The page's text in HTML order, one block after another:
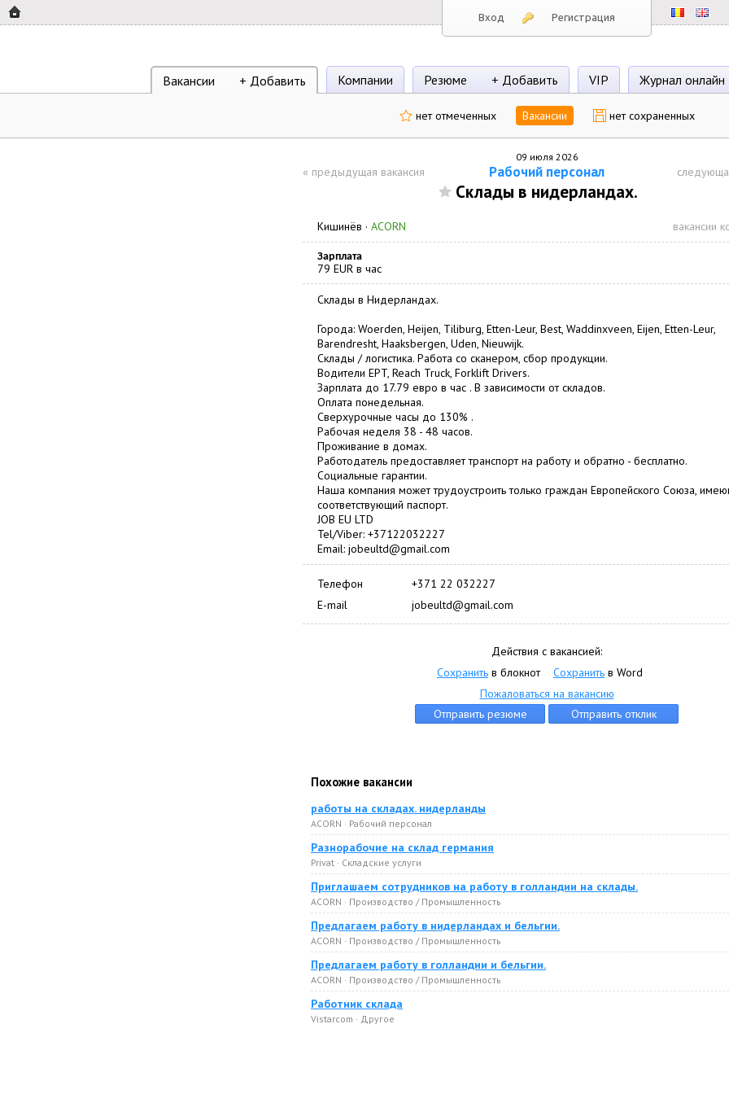
Вход Регистрация
Вакансии + Добавить Компании Резюме + Добавить VIP Журнал онлайн
нет отмеченных Вакансии нет сохраненных
09 июля 2026
« предыдущая вакансия Рабочий персонал
Склады в нидерландах.
Кишинёв · ACORN вакансии
Зарплата
79 EUR в час
Склады в Нидерландах.
Города: Woerden, Heijen, Tiliburg, Etten-Leur, Best, Waddinxveen, Eijen, Etten-Leur,
Barendresht, Haaksbergen, Uden, Nieuwijk.
Склады / логистика. Работа со сканером, сбор продукции.
Водители EPT, Reach Truck, Forklift Drivers.
Зарплата до 17.79 евро в час . В зависимости от складов.
Оплата понедельная.
Сверхурочные часы до 130% .
Рабочая неделя 38 - 48 часов.
Проживание в домах.
Работодатель предоставляет транспорт на работу и обратно - бесплатно.
Социальные гарантии.
Наша компания может трудоустроить только граждан Европейского Союза,
соответствующий паспорт.
JOB EU LTD
Tel/Viber: +37122032227
Email: jobeultd@gmail.com
Телефон
+371 22 032227
E-mail
jobeultd@gmail.com
Действия с вакансией:
Сохранить в блокнот Сохранить в Word
Пожаловаться на вакансию
Похожие вакансии
работы на складах. нидерланды
ACORN · Рабочий персонал
Разнорабочие на склад германия
Privat · Складские услуги
Приглашаем сотрудников на работу в голландии на склады.
ACORN · Производство / Промышленность
Предлагаем работу в нидерландах и бельгии.
ACORN · Производство / Промышленность
Предлагаем работу в голландии и бельгии.
ACORN · Производство / Промышленность
Работник склада
Vistarcom · Другое